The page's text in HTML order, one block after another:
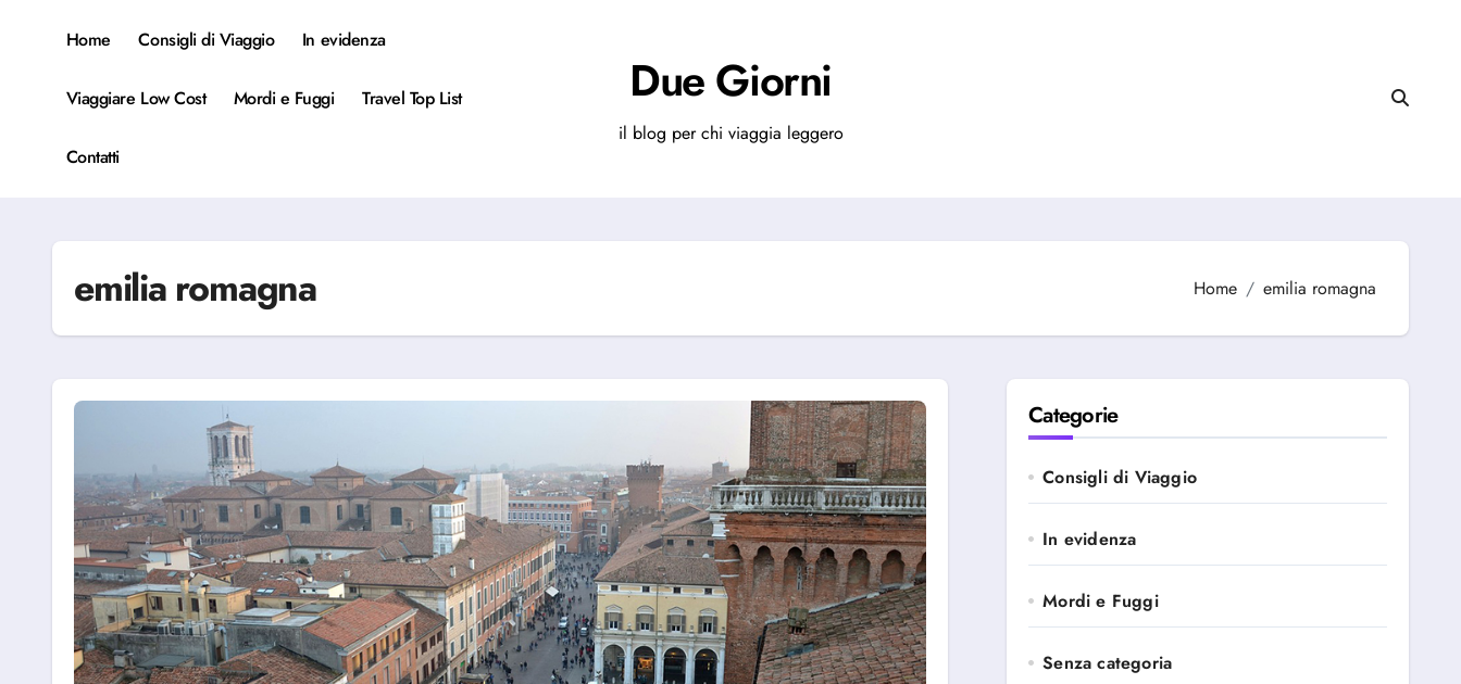
Home Consigli di Viaggio In evidenza
Viaggiare Low Cost Mordi e Fuggi Travel Top List
Contatti
Due Giorni
il blog per chi viaggia leggero
emilia romagna Home emilia romagna
Categorie
Consigli di Viaggio
In evidenza
Mordi e Fuggi
Senza categoria